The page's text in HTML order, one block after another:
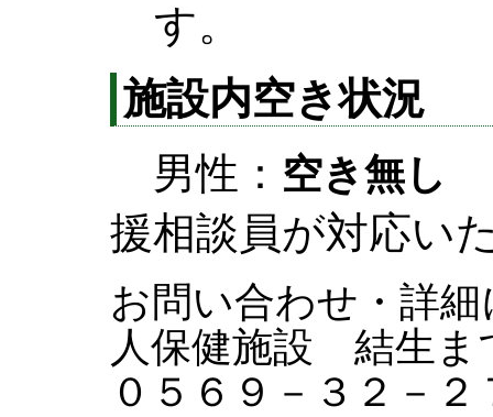
す。
施設内空き状況
男性： 空き無し
援相談員が対応い
お問い合わせ・詳
人保健施設 結生ま
０５６９－３２－